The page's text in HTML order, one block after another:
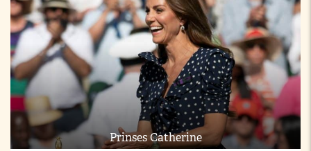
Prinses Catherine